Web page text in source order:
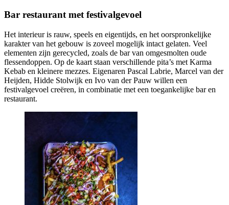
Bar restaurant met festivalgevoel
Het interieur is rauw, speels en eigentijds, en het oorspronkelijke
karakter van het gebouw is zoveel mogelijk intact gelaten. Veel
elementen zijn gerecycled, zoals de bar van omgesmolten oude
flessendoppen. Op de kaart staan verschillende pita’s met Karma
Kebab en kleinere mezzes. Eigenaren Pascal Labrie, Marcel van der
Heijden, Hidde Stolwijk en Ivo van der Pauw willen een
festivalgevoel creëren, in combinatie met een toegankelijke bar en
restaurant.